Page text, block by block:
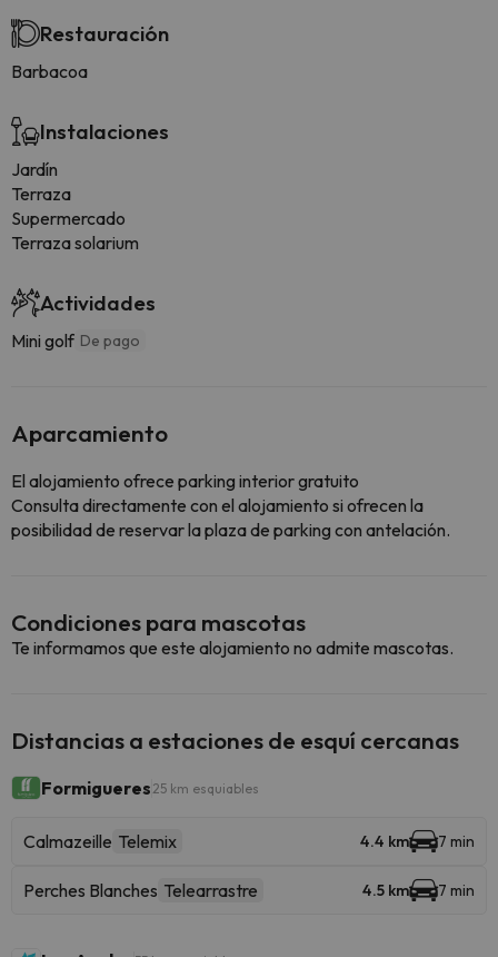
Restauración
Barbacoa
Instalaciones
Jardín
Terraza
Supermercado
Terraza solarium
Actividades
Mini golf De pago
Aparcamiento
El alojamiento ofrece parking interior gratuito
Consulta directamente con el alojamiento si ofrecen la
posibilidad de reservar la plaza de parking con antelación.
Condiciones para mascotas
Te informamos que este alojamiento no admite mascotas.
Distancias a estaciones de esquí cercanas
Formigueres 25 km esquiables
Calmazeille Telemix 4.4 km 7 min
Perches Blanches Telearrastre 4.5 km 7 min